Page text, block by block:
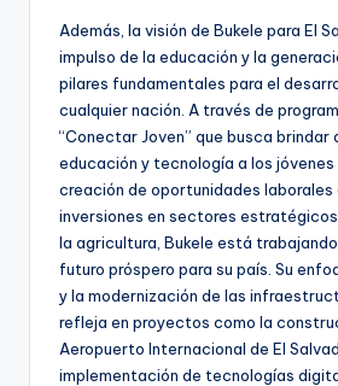
Además, la visión de Bukele para El
impulso de la educación y la
pilares fundamentales para el
cualquier nación. A través de
“Conectar Joven” que busca brindar
educación y tecnología a los jóvenes
creación de oportunidades laborales
inversiones en sectores
la agricultura, Bukele está
futuro próspero para su país. Su
y la modernización de las
refleja en proyectos como la
Aeropuerto Internacional de El
implementación de tecnologías